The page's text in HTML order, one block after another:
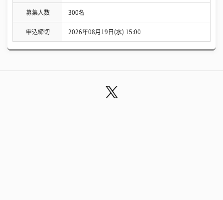
募集人数 300名
申込締切 2026年08月19日(水) 15:00